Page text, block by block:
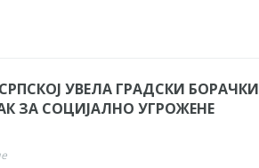
УВЕЛА ГРАДСКИ БОРАЧКИ
ЗА СОЦИЈАЛНО УГРОЖЕНЕ